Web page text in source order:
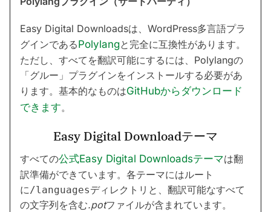
Easy Digital Downloadsは、WordPress多言語プラ
グインであるPolylangと完全に互換性があります。
ただし、すべてを翻訳可能にするには、Polylangの
「グルー」プラグインをインストールする必要があ
ります。基本的なものはGitHubからダウンロード
できます。
Easy Digital Downloadテーマ
すべての公式Easy Digital Downloadsテーマは翻
訳準備ができています。各テーマにはルート
に/languagesディレクトリと、翻訳可能なすべて
の文字列を含む.potファイルが含まれています。